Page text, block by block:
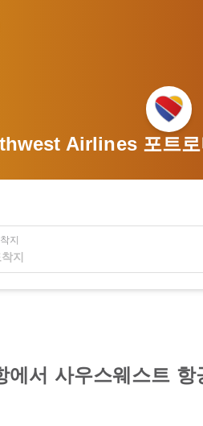
Airlines 포트
지
에서 사우스웨스트